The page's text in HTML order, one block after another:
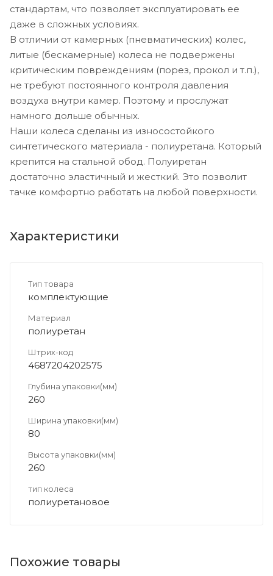
стандартам, что позволяет эксплуатировать ее
даже в сложных условиях.
В отличии от камерных (пневматических) колес,
литые (бескамерные) колеса не подвержены
критическим повреждениям (порез, прокол и т.п.),
не требуют постоянного контроля давления
воздуха внутри камер. Поэтому и прослужат
намного дольше обычных.
Наши колеса сделаны из износостойкого
синтетического материала - полиуретана. Который
крепится на стальной обод. Полуиретан
достаточно эластичный и жесткий. Это позволит
тачке комфортно работать на любой поверхности.
Характеристики
Тип товара
комплектующие
Материал
полиуретан
Штрих-код
4687204202575
Глубина упаковки(мм)
260
Ширина упаковки(мм)
80
Высота упаковки(мм)
260
тип колеса
полиуретановое
Похожие товары